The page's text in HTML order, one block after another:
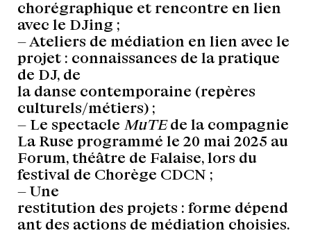
chorégraphique et rencontre en lien
avec le DJing ;
– Ateliers de médiation en lien avec le
projet : connaissances de la pratique
de DJ, de
la danse contemporaine (repères
culturels/métiers) ;
– Le spectacle MuTEde la compagnie
La Ruse programmé le 20 mai 2025 au
Forum, théâtre de Falaise, lors du
festival de Chorège CDCN ;
– Une
restitution des projets : forme dépend
ant des actions de médiation choisies.